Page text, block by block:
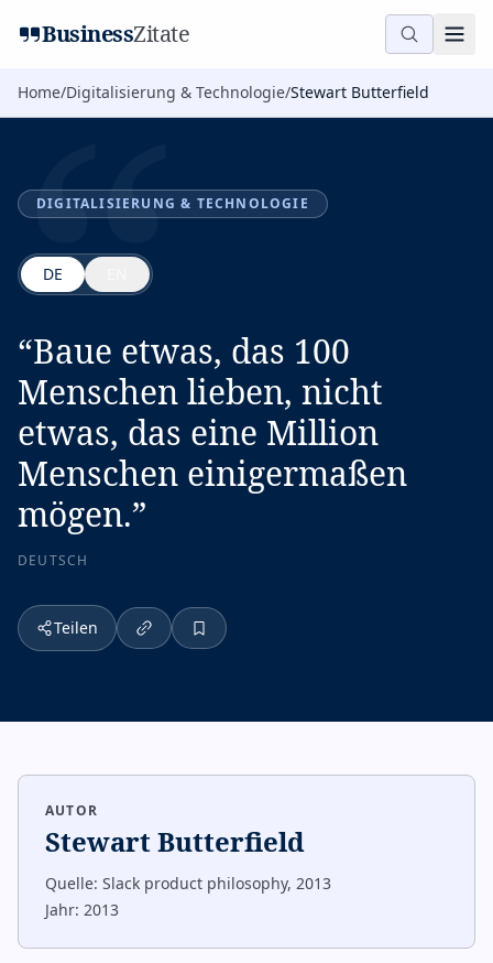
BusinessZitate
Home/Digitalisierung & Technologie/Stewart Butterfield
“
DIGITALISIERUNG & TECHNOLOGIE
DE
“Baue etwas, das 100
Menschen lieben, nicht
etwas, das eine Million
Menschen einigermaßen
mögen.”
DEUTSCH
Teilen
AUTOR
Stewart Butterfield
Quelle: Slack product philosophy, 2013
Jahr: 2013